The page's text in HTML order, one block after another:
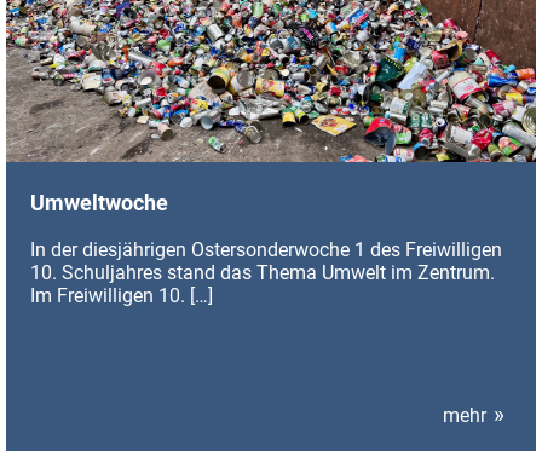
Umweltwoche
In der diesjährigen Ostersonderwoche 1 des Freiwilligen
10. Schuljahres stand das Thema Umwelt im Zentrum.
Im Freiwilligen 10. […]
mehr